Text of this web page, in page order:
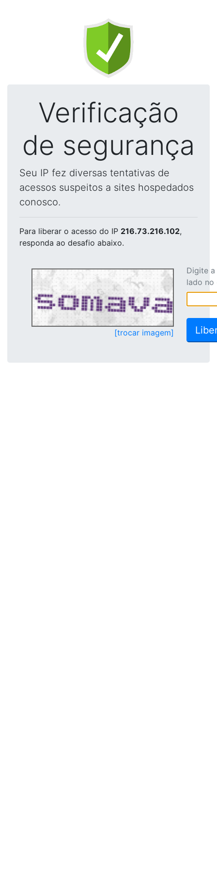
Verificação
de segurança
Seu IP fez diversas tentativas de
acessos suspeitos a sites hospedados
conosco.
Para liberar o acesso do IP 216.73.216.102,
responda ao desafio abaixo.
[trocar imagem]
Digite
lado no